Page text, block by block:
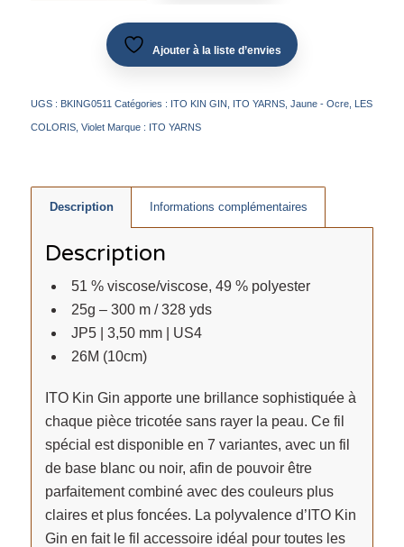
Ajouter à la liste d’envies
UGS : BKING0511 Catégories : ITO KIN GIN ITO YARNS, Jaune - Ocre, LES
COLORIS, Violet Marque : ITO YARNS
Description Informations complémentaires
Description
51 % viscose/viscose, 49 % polyester
25g – 300 m / 328 yds
JP5 | 3,50 mm | US4
26M (10cm)
ITO Kin Gin apporte une brillance sophistiquée à
chaque pièce tricotée sans rayer la peau. Ce fil
spécial est disponible en 7 variantes, avec un fil
de base blanc ou noir, afin de pouvoir être
parfaitement combiné avec des couleurs plus
claires et plus foncées. La polyvalence d’ITO Kin
Gin en fait le fil accessoire idéal pour toutes les